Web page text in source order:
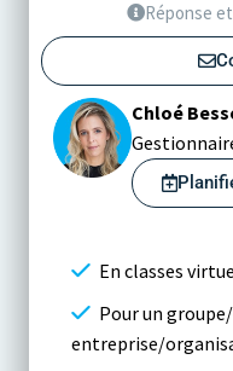
Réponse
Chloé
En classes
Pour un
entreprise/